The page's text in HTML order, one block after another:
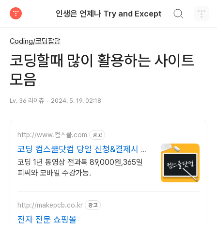
인생은 언제나 Try and Except
Coding/코딩잡담
코딩할때 많이 활용하는 사이트
모음
Lv. 36 라이츄 2024. 5. 19. 02:18
http://www.컴스쿨.com 광고
코딩 컴스쿨닷컴 당일 신청&결제시 기
프티콘!
코딩 1년 동영상 전과목 89,000원,365일
피씨와 모바일 수강가능.
http://makepcb.co.kr 광고
전자 전문 쇼핑몰